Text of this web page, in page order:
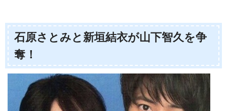
石原さとみと新垣結衣が山下智久を争
奪！